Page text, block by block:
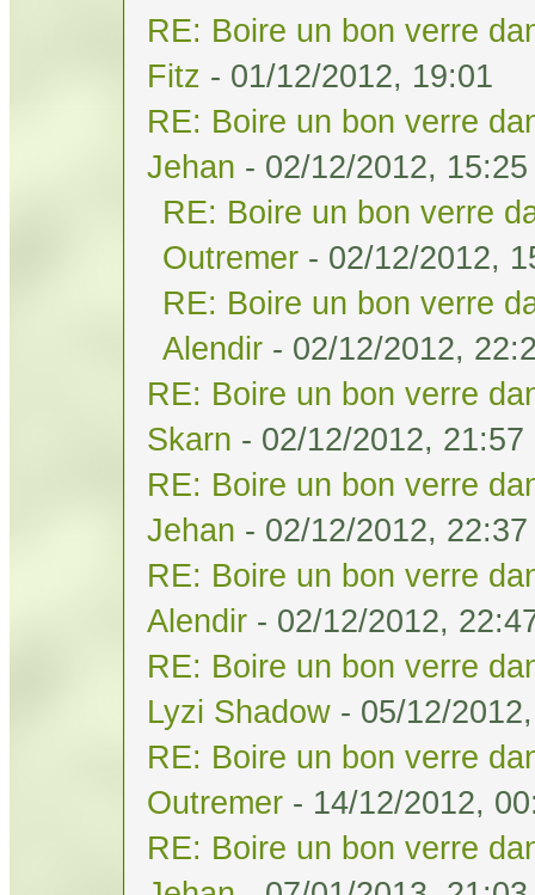
RE: Boire un bon verre
Fitz - 01/12/2012, 19:01
RE: Boire un bon verre
Jehan - 02/12/2012, 15:25
RE: Boire un bon verre
Outremer - 02/12/2012,
RE: Boire un bon verre
Alendir - 02/12/2012,
RE: Boire un bon verre
Skarn - 02/12/2012, 21:57
RE: Boire un bon verre
Jehan - 02/12/2012, 22:37
RE: Boire un bon verre
Alendir - 02/12/2012,
RE: Boire un bon verre
Lyzi Shadow - 05/12/
RE: Boire un bon verre
Outremer - 14/12/2012,
RE: Boire un bon verre